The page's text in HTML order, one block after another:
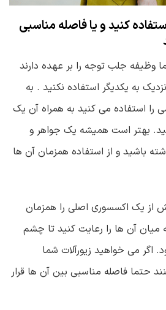
کنید و یا فاصله مناسبی
وظیفه جلب توجه را بر عهده دارند
به یکدیگر استفاده نکنید . به
را استفاده می کنید به همراه آن یک
بهتر است همیشه یک جواهر و
باشید و از استفاده همزمان آن ها
از یک اکسسوری اصلی را همزمان
میان آن ها را رعایت کنید تا چشم
اگر می خواهید زیورآلات شما
حتما فاصله مناسبی بین آن ها قرار